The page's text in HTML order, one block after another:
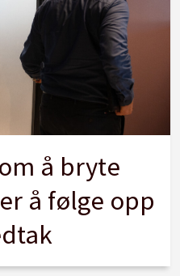
å bryte
å følge opp